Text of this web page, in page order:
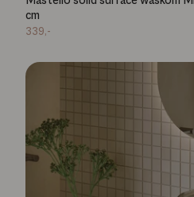
cm
339,-